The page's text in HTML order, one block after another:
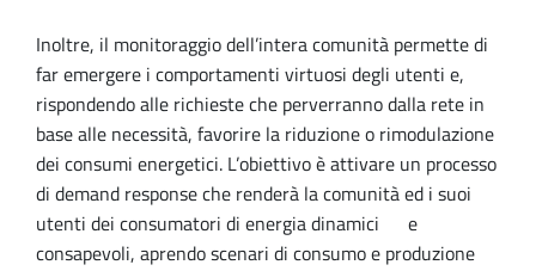
Inoltre, il monitoraggio dell’intera comunità permette di
far emergere i comportamenti virtuosi degli utenti e,
rispondendo alle richieste che perverranno dalla rete in
base alle necessità, favorire la riduzione o rimodulazione
dei consumi energetici. L’obiettivo è attivare un processo
di demand response che renderà la comunità ed i suoi
utenti dei consumatori di energia dinamici e
consapevoli, aprendo scenari di consumo e produzione